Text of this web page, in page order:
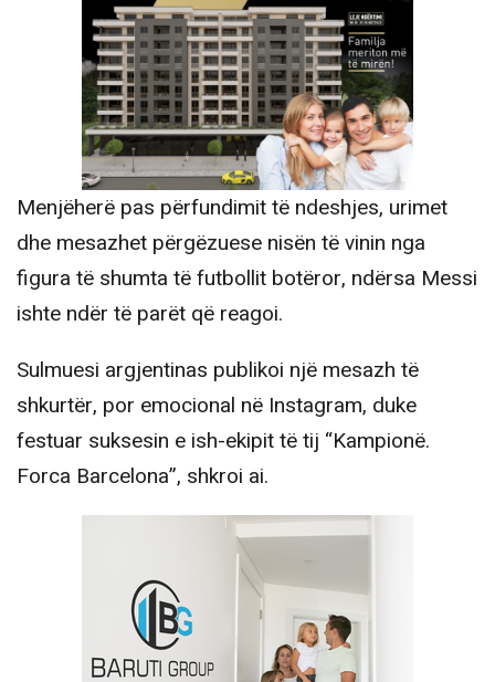
Menjëherë pas përfundimit të ndeshjes, urimet
dhe mesazhet përgëzuese nisën të vinin nga
figura të shumta të futbollit botëror, ndërsa Messi
ishte ndër të parët që reagoi.
Sulmuesi argjentinas publikoi një mesazh të
shkurtër, por emocional në Instagram, duke
festuar suksesin e ish-ekipit të tij “Kampionë.
Forca Barcelona”, shkroi ai.